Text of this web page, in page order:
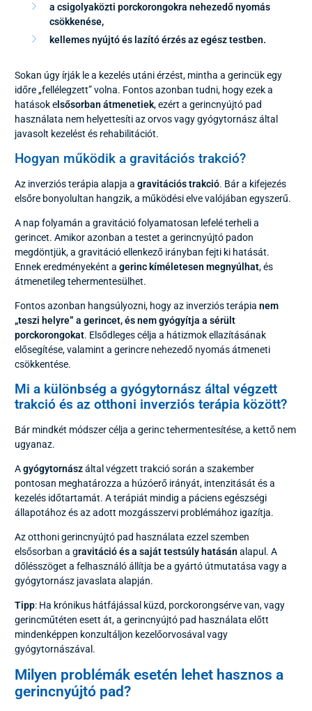
a csigolyaközti porckorongokra nehezedő nyomás
csökkenése,
kellemes nyújtó és lazító érzés az egész testben.
Sokan úgy írják le a kezelés utáni érzést, mintha a gerincük egy
időre „fellélegzett” volna. Fontos azonban tudni, hogy ezek a
hatások e lsősorban átmenetiek, ezért a gerincnyújtó pad
használata nem helyettesíti az orvos vagy gyógytornász által
javasolt kezelést és rehabilitációt.
Hogyan működik a gravitációs trakció?
Az inverziós terápia alapja a gravitációs trakció. Bár a kifejezés
elsőre bonyolultan hangzik, a működési elve valójában egyszerű.
A nap folyamán a gravitáció folyamatosan lefelé terheli a
gerincet. Amikor azonban a testet a gerincnyújtó padon
megdöntjük, a gravitáció ellenkező irányban fejti ki hatását.
Ennek eredményeként a gerinc kíméletesen megnyúlhat, és
átmenetileg tehermentesülhet.
Fontos azonban hangsúlyozni, hogy az inverziós terápia nem
„teszi helyre” a gerincet, és nem gyógyítja a sérült
porckorongokat. Elsődleges célja a hátizmok ellazításának
elősegítése, valamint a gerincre nehezedő nyomás átmeneti
csökkentése.
Mi a különbség a gyógytornász által végzett
trakció és az otthoni inverziós terápia között?
Bár mindkét módszer célja a gerinc tehermentesítése, a kettő nem
ugyanaz.
Agyógytornászáltal végzett trakció során a szakember
pontosan meghatározza a húzóerő irányát, intenzitását és a
kezelés időtartamát. A terápiát mindig a páciens egészségi
állapotához és az adott mozgásszervi problémához igazítja.
Az otthoni gerincnyújtó pad használata ezzel szemben
elsősorban a gravitáció és a saját testsúly hatásán alapul. A
dőlésszöget a felhasználó állítja be a gyártó útmutatása vagy a
gyógytornász javaslata alapján.
Tipp: Ha krónikus hátfájással küzd, porckorongsérve van, vagy
gerincműtéten esett át, a gerincnyújtó pad használata előtt
mindenképpen konzultáljon kezelőorvosával vagy
gyógytornászával.
Milyen problémák esetén lehet hasznos a
gerincnyújtó pad?